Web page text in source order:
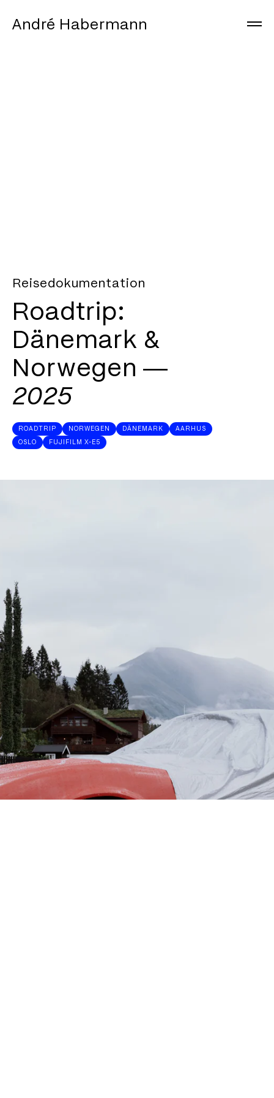
André Habermann
Reisedokumentation
Roadtrip:
Dänemark &
Norwegen ―
2025
ROADTRIP NORWEGEN DÄNEMARK
AARHUS
OSLO
FUJIFILM X-E5
© 2026 André Habermann
Impressum